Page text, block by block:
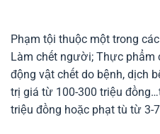
Phạm tội thuộc một trong
Làm chết người; Thực phẩm
động vật chết do bệnh, dịch
trị giá từ 100-300 triệu
triệu đồng hoặc phạt tù từ 3-